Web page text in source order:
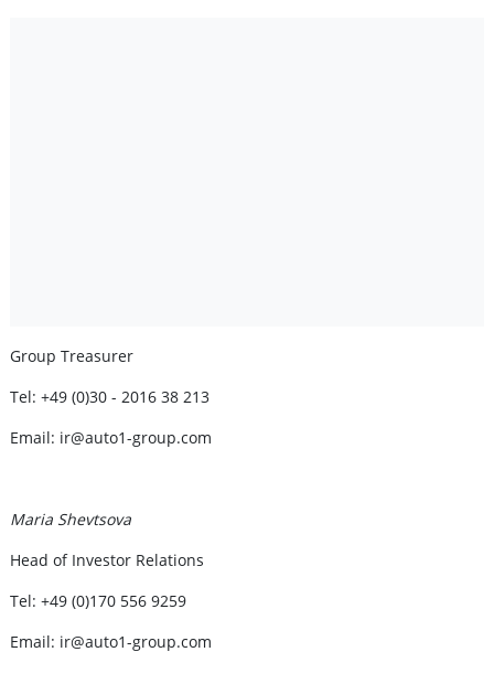
Group Treasurer
Tel: +49 (0)30 - 2016 38 213
Email: ir@auto1-group.com
Maria Shevtsova
Head of Investor Relations
Tel: +49 (0)170 556 9259
Email: ir@auto1-group.com